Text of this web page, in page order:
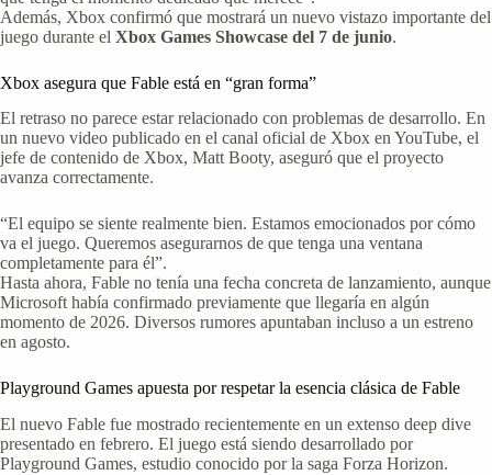
Además, Xbox confirmó que mostrará un nuevo vistazo importante del
juego durante el Xbox Games Showcase del 7 de junio.
Xbox asegura que Fable está en “gran forma”
El retraso no parece estar relacionado con problemas de desarrollo. En
un nuevo video publicado en el canal oficial de Xbox en YouTube, el
jefe de contenido de Xbox, Matt Booty, aseguró que el proyecto
avanza correctamente.
“El equipo se siente realmente bien. Estamos emocionados por cómo
va el juego. Queremos asegurarnos de que tenga una ventana
completamente para él”.
Hasta ahora, Fable no tenía una fecha concreta de lanzamiento, aunque
Microsoft había confirmado previamente que llegaría en algún
momento de 2026. Diversos rumores apuntaban incluso a un estreno
en agosto.
Playground Games apuesta por respetar la esencia clásica de Fable
El nuevo Fable fue mostrado recientemente en un extenso deep dive
presentado en febrero. El juego está siendo desarrollado por
Playground Games, estudio conocido por la saga Forza Horizon.